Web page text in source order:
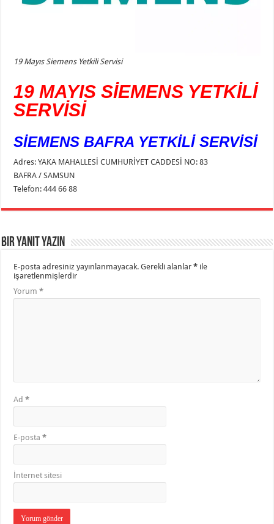
19 Mayıs Siemens Yetkili Servisi
19 MAYIS SİEMENS YETKİLİ
SERVİSİ
SİEMENS BAFRA YETKİLİ SERVİSİ
Adres: YAKA MAHALLESİ CUMHURİYET CADDESİ NO: 83
BAFRA / SAMSUN
Telefon: 444 66 88
Bir yanıt yazın
E-posta adresiniz yayınlanmayacak. Gerekli alanlar* ile
işaretlenmişlerdir
Yorum*
Ad*
E-posta*
İnternet sitesi